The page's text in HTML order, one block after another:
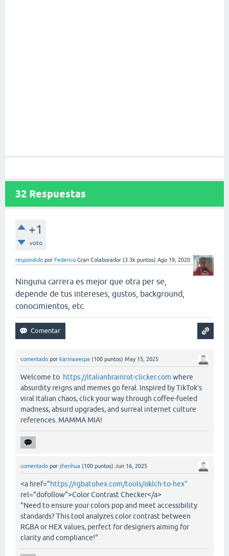
32 Respuestas
+1
voto
respondido por Federico Gran Colaborador (3.3k puntos) Ago 19, 2020
Ninguna carrera es mejor que otra per se,
depende de tus intereses, gustos, background,
conocimientos, etc.
comentado por karinaaespa (100 puntos) May 15, 2025
Welcome to https://italianbrainrot-clicker.com where
absurdity reigns and memes go feral. Inspired by TikTok’s
viral Italian chaos, click your way through coffee-fueled
madness, absurd upgrades, and surreal internet culture
references. MAMMA MIA!
comentado por zhenhua (100 puntos) Jun 16, 2025
<a href="https://rgbatohex.com/tools/oklch-to-hex"
rel="dofollow">Color Contrast Checker</a>
"Need to ensure your colors pop and meet accessibility
standards? This tool analyzes color contrast between
RGBA or HEX values, perfect for designers aiming for
clarity and compliance!"